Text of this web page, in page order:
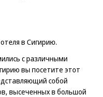
в Сигирию.
с различными
вы посетите этот
собой
высеченных в большой